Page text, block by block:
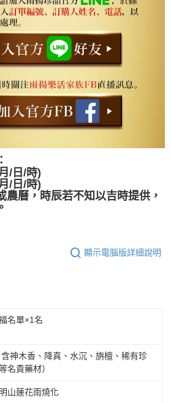
/日/時)
/日/時)
農曆，時辰若不知以吉時提供，
顯示電腦版詳細說明
名單×1名
含神木香、降真、水沉、旃檀、稀有珍
名貴藥材）
山蓮花雨燒化